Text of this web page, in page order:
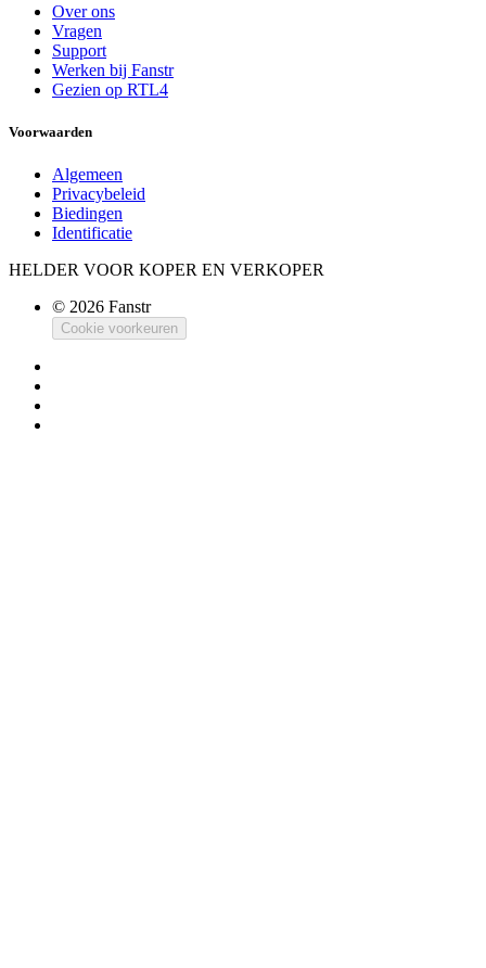
Over ons
Vragen
Support
Werken bij Fanstr
Gezien op RTL4
Voorwaarden
Algemeen
Privacybeleid
Biedingen
Identificatie
HELDER VOOR KOPER EN VERKOPER
© 2026 Fanstr
Cookie voorkeuren